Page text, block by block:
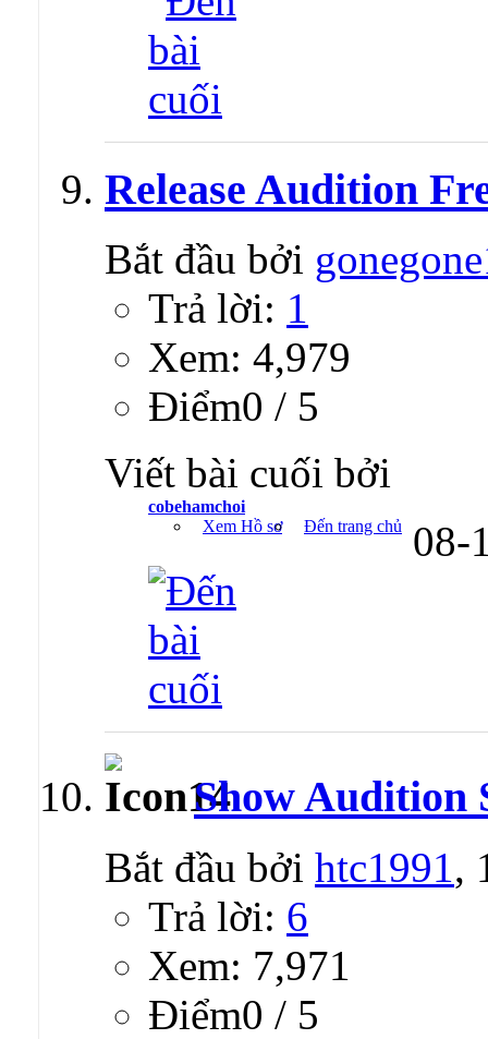
Release Audition
Bắt đầu bởi
Trả lời: 1
Xem: 4,979
Ðiểm0 / 5
Viết bài cuối bởi
cobehamchoi
Xem Hồ sơ
Đến trang chủ 08-
Show Audition
Bắt đầu bởi htc1991,
Trả lời: 6
Xem: 7,971
Ðiểm0 / 5